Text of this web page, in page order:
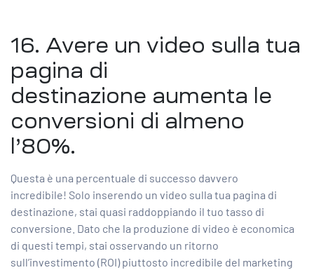
16. Avere un video sulla tua
pagina di
destinazione aumenta le
conversioni di almeno
l’80%.
Questa è una percentuale di successo davvero
incredibile! Solo inserendo un video sulla tua pagina di
destinazione, stai quasi raddoppiando il tuo tasso di
conversione. Dato che la produzione di video è economica
di questi tempi, stai osservando un ritorno
sull’investimento (ROI) piuttosto incredibile del marketing